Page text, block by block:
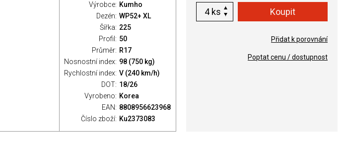
Výrobce: Kumho
Dezén: WP52+ XL
Šířka: 225
Profil: 50
Průměr: R17
Nosnostní index: 98 (750 kg)
Rychlostní index: V (240 km/h)
DOT: 18/26
Vyrobeno: Korea
EAN: 8808956623968
Číslo zboží: Ku2373083
ks
Přidat k porovnání
Poptat cenu / dostupnost